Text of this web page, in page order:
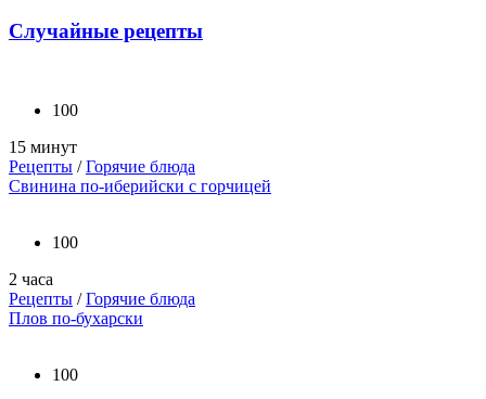
Случайные рецепты
100
15 минут
Рецепты /Горячие блюда
Свинина по-иберийски с горчицей
100
2 часа
Рецепты /Горячие блюда
Плов по-бухарски
100